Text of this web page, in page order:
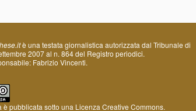
è una testata giornalistica autorizzata dal Tribunale di
2007 al n. 864 del Registro periodici.
Fabrizio Vincenti.
è pubblicata sotto una Licenza Creative Commons.